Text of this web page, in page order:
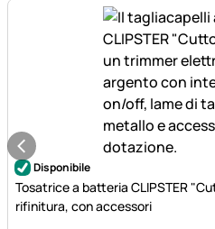
Disponibile
Tosatrice a batteria CLIPSTER
rifinitura, con accessori